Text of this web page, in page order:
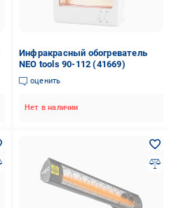
Инфракрасный обогреватель
NEO tools 90-112 (41669)
оценить
Нет в наличии